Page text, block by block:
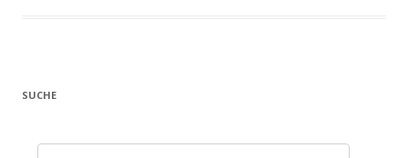
SUCHE